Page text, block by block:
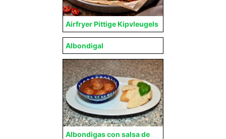
Airfryer Pittige Kipvleugels
Albondigal
Albondigas con salsa de